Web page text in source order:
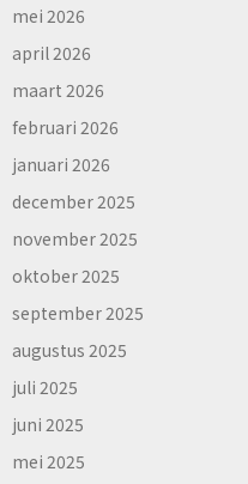
mei 2026
april 2026
maart 2026
februari 2026
januari 2026
december 2025
november 2025
oktober 2025
september 2025
augustus 2025
juli 2025
juni 2025
mei 2025